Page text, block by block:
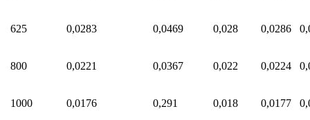
625 0,0283 0,0469 0,028 0,0286
800 0,0221 0,0367 0,022 0,0224
1000 0,0176 0,291 0,018 0,0177